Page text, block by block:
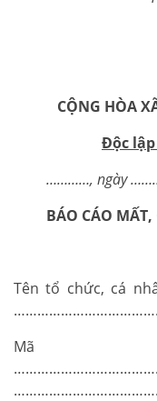
CỘNG HÒA
Độc
…………, ngày
BÁO CÁO
Tên tổ chức, cá
Mã